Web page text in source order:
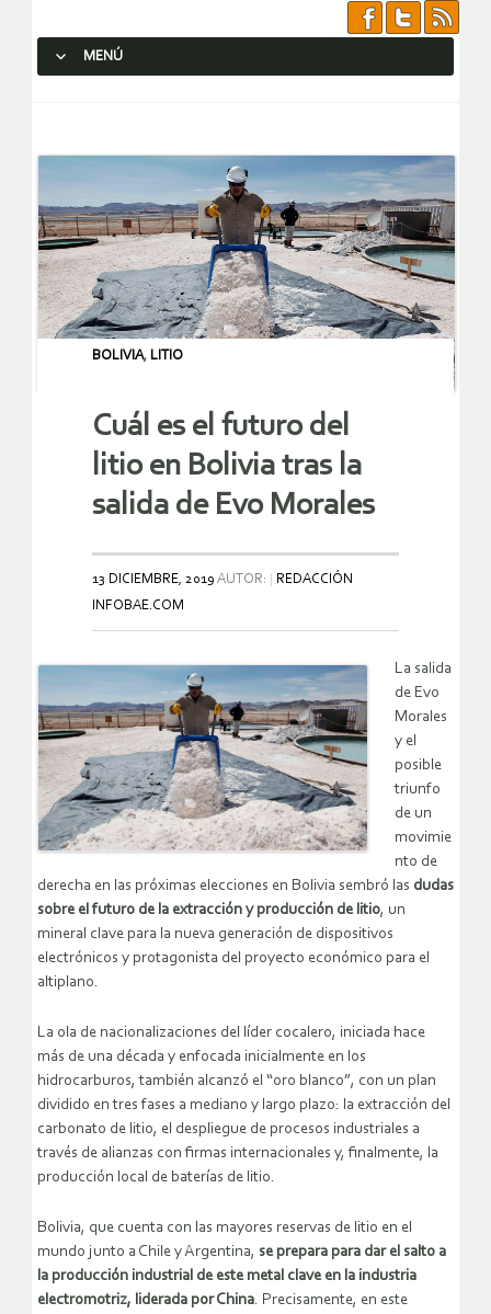
MENÚ
BOLIVIA, LITIO
Cuál es el futuro del
litio en Bolivia tras la
salida de Evo Morales
13 DICIEMBRE, 2019 AUTOR:
REDACCIÓN
INFOBAE.COM
La salida
de Evo
Morales
y el
posible
triunfo
de un
movimie
nto de
derecha en las próximas elecciones en Bolivia sembró las dudas
sobre el futuro de la extracción y producción de litio, un
mineral clave para la nueva generación de dispositivos
electrónicos y protagonista del proyecto económico para el
altiplano.
La ola de nacionalizaciones del líder cocalero, iniciada hace
más de una década y enfocada inicialmente en los
hidrocarburos, también alcanzó el “oro blanco”, con un plan
dividido en tres fases a mediano y largo plazo: la extracción del
carbonato de litio, el despliegue de procesos industriales a
través de alianzas con firmas internacionales y, finalmente, la
producción local de baterías de litio.
Bolivia, que cuenta con las mayores reservas de litio en el
mundo junto a Chile y Argentina, se prepara para dar el salto a
la producción industrial de este metal clave en la industria
electromotriz, liderada por China. Precisamente, en este